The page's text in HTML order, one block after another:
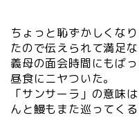
ちょっと恥ずかしくな
たので伝えられて満足な
義母の面会時間にもば
昼食にニヤついた。
「サンサーラ」の意味
んと鰻もまた巡ってくる